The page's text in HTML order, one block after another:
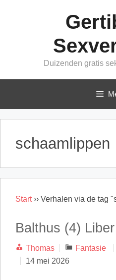
Duizenden gratis
schaamlippen
Start›› Verhalen via de tag
Balthus (4)
Thomas Categorieën
Fantasie
14 mei 2026